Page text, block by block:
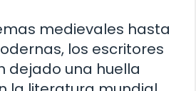
medievales hasta
los escritores
dejado una huella